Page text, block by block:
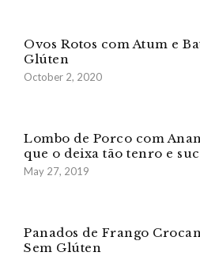
Ovos Rotos com Atum e
Glúten
October 2, 2020
Lombo de Porco com
que o deixa tão tenro e
May 27, 2019
Panados de Frango
Sem Glúten